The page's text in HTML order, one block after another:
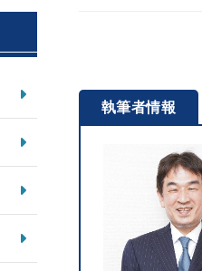
執筆者情報